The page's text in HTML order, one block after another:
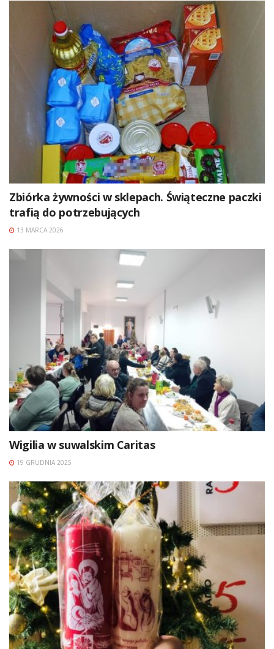
Zbiórka żywności w sklepach. Świąteczne paczki
trafią do potrzebujących
13 MARCA 2026
Wigilia w suwalskim Caritas
19 GRUDNIA 2025